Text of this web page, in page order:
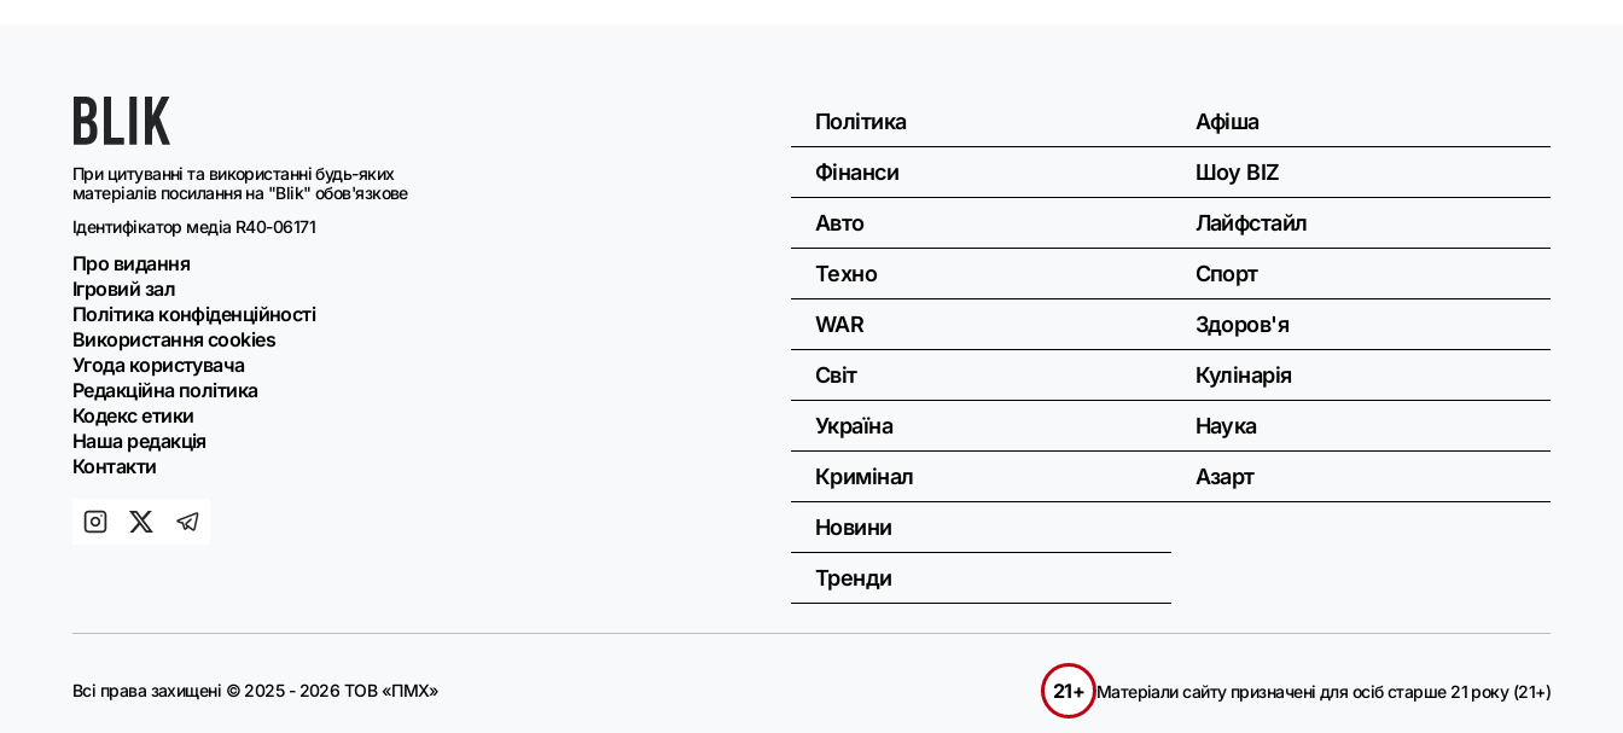
При цитуванні та використанні будь-яких
матеріалів посилання на "Blik" обов'язкове
Ідентифікатор медіа R40-06171
Про видання
Ігровий зал
Політика конфіденційності
Використання cookies
Угода користувача
Редакційна політика
Кодекс етики
Наша редакція
Контакти
Політика
Фінанси
Авто
Техно
WAR
Світ
Україна
Кримінал
Новини
Тренди
Афіша
Шоу BIZ
Лайфстайл
Спорт
Здоров'я
Кулінарія
Наука
Азарт
Всі права захищені © 2025 - 2026 ТОВ «ПМХ» 21+ Матеріали сайту призначені для осіб старше 21 року (21+)